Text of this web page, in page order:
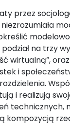
przez
na trzy
wirtualną”,
i
i realizują
technicznych,